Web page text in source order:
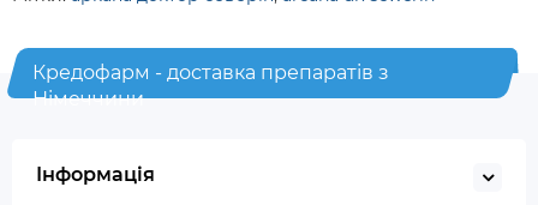
Кредофарм - доставка препаратів з
Німеччини
Інформація